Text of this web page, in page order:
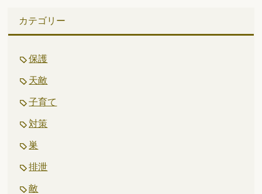
カテゴリー
保護
天敵
子育て
対策
巣
排泄
敵